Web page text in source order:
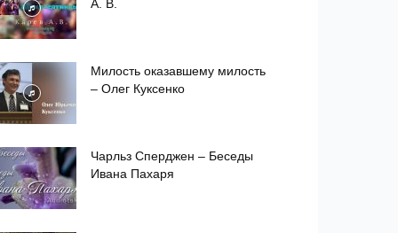
А. В.
Милость оказавшему милость
– Олег Куксенко
Чарльз Сперджен – Беседы
Ивана Пахаря